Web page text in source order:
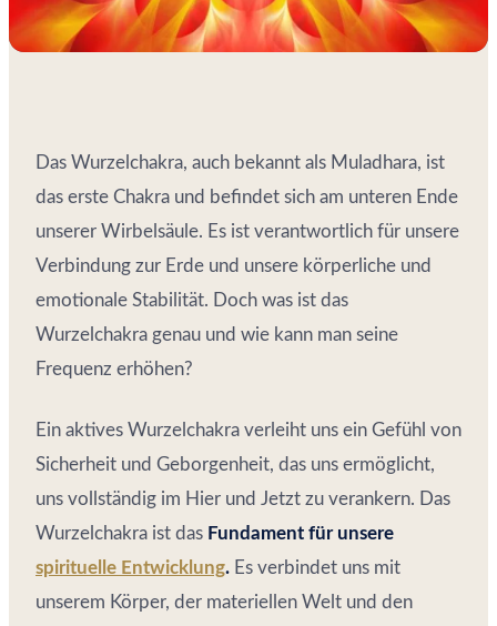
Das Wurzelchakra, auch bekannt als Muladhara, ist
das erste Chakra und befindet sich am unteren Ende
unserer Wirbelsäule. Es ist verantwortlich für unsere
Verbindung zur Erde und unsere körperliche und
emotionale Stabilität. Doch was ist das
Wurzelchakra genau und wie kann man seine
Frequenz erhöhen?
Ein aktives Wurzelchakra verleiht uns ein Gefühl von
Sicherheit und Geborgenheit, das uns ermöglicht,
uns vollständig im Hier und Jetzt zu verankern. Das
Wurzelchakra ist das Fundament für unsere
spirituelle Entwicklung. Es verbindet uns mit
unserem Körper, der materiellen Welt und den